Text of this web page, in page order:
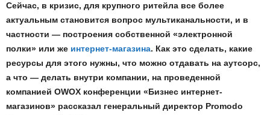
Сейчас, в кризис, для крупного ритейла все более
актуальным становится вопрос мультиканальности, и в
частности — построения собственной «электронной
полки» или же интернет-магазина. Как это сделать, какие
ресурсы для этого нужны, что можно отдавать на аутсорс,
а что — делать внутри компании, на проведенной
компанией OWOX конференции «Бизнес интернет-
магазинов» рассказал генеральный директор Promodo